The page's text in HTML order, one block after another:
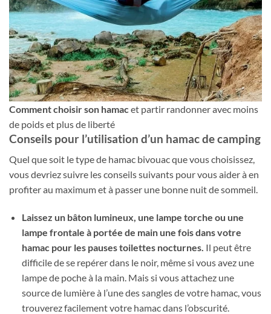
Comment choisir son hamacet partir randonner avec moins
de poids et plus de liberté
Conseils pour l’utilisation d’un hamac de camping
Quel que soit le type de hamac bivouac que vous choisissez,
vous devriez suivre les conseils suivants pour vous aider à en
profiter au maximum et à passer une bonne nuit de sommeil.
Laissez un bâton lumineux, une lampe torche ou une
lampe frontale à portée de main une fois dans votre
hamac pour les pauses toilettes nocturnes. Il peut être
difficile de se repérer dans le noir, même si vous avez une
lampe de poche à la main. Mais si vous attachez une
source de lumière à l’une des sangles de votre hamac, vous
trouverez facilement votre hamac dans l’obscurité.